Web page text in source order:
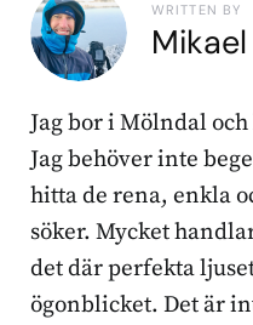
WRITTEN BY
Jag bor i Mölndal
Jag behöver inte
hitta de rena, enkla
söker. Mycket
det där perfekta
ögonblicket. Det är